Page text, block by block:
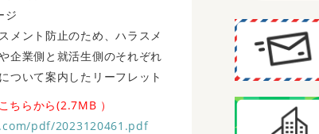
ジ
メント防止のため、ハラスメ
企業側と就活生側のそれぞれ
ついて案内したリーフレット
ちらから(2.7MB ）
pdf/2023120461.pdf